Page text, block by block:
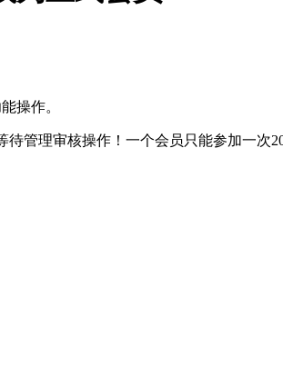
操作。
管理审核操作！一个会员只能参加一次